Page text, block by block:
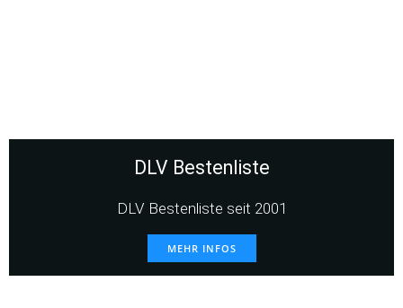
DLV Bestenliste
DLV Bestenliste seit 2001
MEHR INFOS